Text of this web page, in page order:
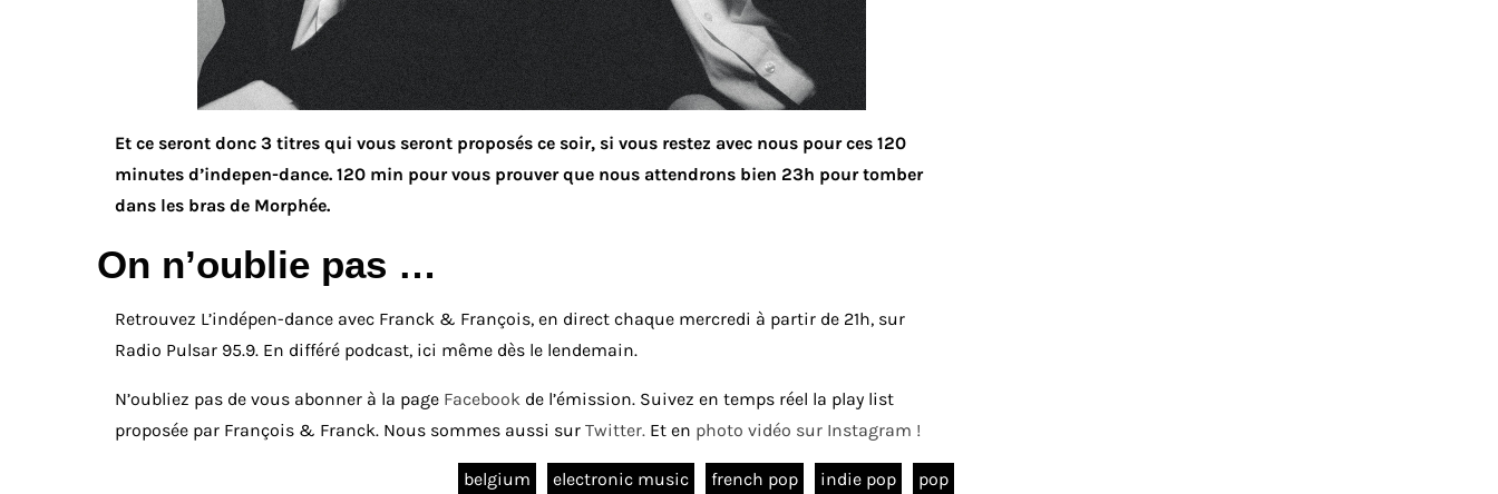
Et ce seront donc 3 titres qui vous seront proposés ce soir, si vous restez avec nous pour ces 120
minutes d’indepen-dance. 120 min pour vous prouverque nous attendrons bien 23h pour tomber
dans les bras de Morphée.
On n’oublie pas …
Retrouvez L’indépen-dance avec Franck & François, en direct chaque mercredi à partir de 21h, sur
Radio Pulsar 95.9. En différé podcast, ici même dès le lendemain.
N’oubliez pas de vous abonner à la page Facebook de l’émission. Suivez en temps réel la play list
proposée par François & Franck. Nous sommes aussi sur Twitter. Et en photo vidéo sur Instagram !
belgium electronic music french pop indie pop pop